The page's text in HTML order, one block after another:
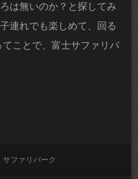
は無いのか？と探してみ
連れでも楽しめて、回る
ことで、富士サファリパ
サファリパーク